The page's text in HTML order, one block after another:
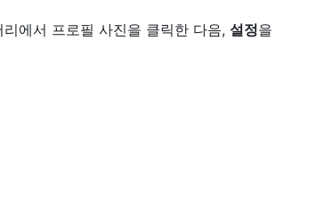
에서 프로필 사진을 클릭한 다음, 설정을